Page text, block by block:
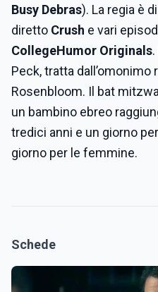
Busy Debras). La regia è di
diretto Crush e vari
CollegeHumor Originals
Peck, tratta dall’omonimo
Rosenbloom. Il bat
un bambino ebreo
tredici anni e un giorno
giorno per le femmine.
Schede